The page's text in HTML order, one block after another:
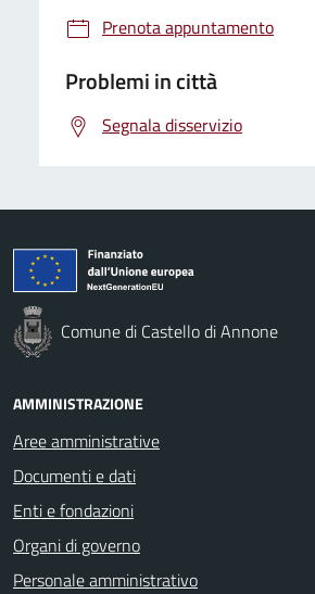
Prenota appuntamento
Problemi in città
Segnala disservizio
Comune di Castello di Annone
AMMINISTRAZIONE
Aree amministrative
Documenti e dati
Enti e fondazioni
Organi di governo
Personale amministrativo